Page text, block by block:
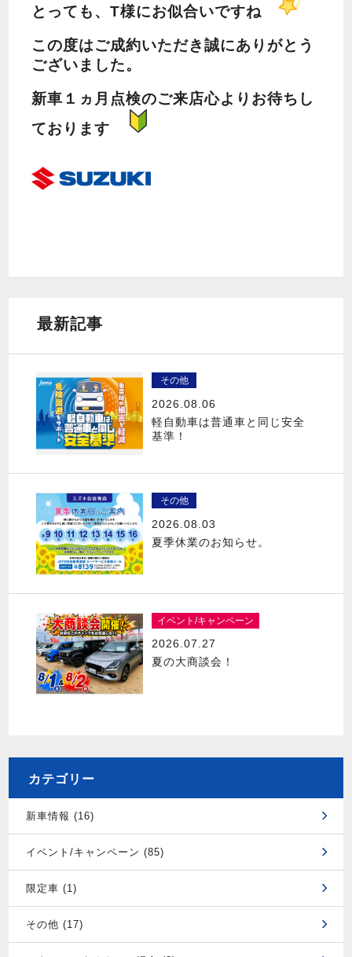
とっても、T様にお似合いですね
この度はご成約いただき誠にありがとう
ございました。
新車１ヵ月点検のご来店心よりお待ちし
ております
最新記事
その他
2026.08.06
軽自動車は普通車と同じ安全
基準！
その他
2026.08.03
夏季休業のお知らせ。
イベント/キャンペーン
2026.07.27
夏の大商談会！
カテゴリー
新車情報 (16)
イベント/キャンペーン (85)
限定車 (1)
その他 (17)